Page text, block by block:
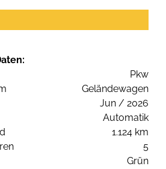
Pkw
Geländewagen
Jun / 2026
Automatik
1.124 km
5
Grün